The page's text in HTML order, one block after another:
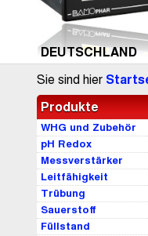
DEUTSCHLAND
Sie sind hier
Produkte
WHG und Zubehör
pH Redox
Messverstärker
Leitfähigkeit
Trübung
Sauerstoff
Füllstand